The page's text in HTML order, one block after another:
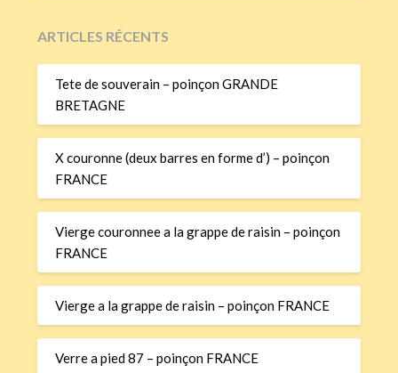
ARTICLES RÉCENTS
Tete de souverain – poinçon GRANDE
BRETAGNE
X couronne (deux barres en forme d’) – poinçon
FRANCE
Vierge couronnee a la grappe de raisin – poinçon
FRANCE
Vierge a la grappe de raisin – poinçon FRANCE
Verre a pied 87 – poinçon FRANCE